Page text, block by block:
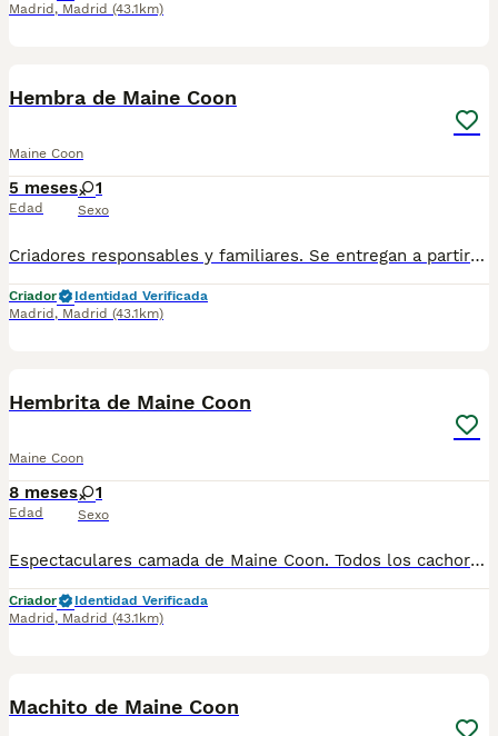
Madrid , Madrid (43.1km)
Hembra de Maine Coon
Maine Coon
5 meses
Edad
1
Sexo
Criadores responsables y familiares. Se entregan a partir de 2 meses de edad y sus vacunas correspondientes, desparasitados. Todos los cachorros son descendientes de las mejores líneas nacionales. Se entregan en toda España con transporte de alta calidad preparado para animales, van en vehículo climatizado con chófer particular a cargo del comprador. Si tienes dudas o consultas sobre la raza, podemos resolver tus dudas por whats app ;) Abogamos por una cría nacional (no en países del este) en un ambiente familiar con personas con vocación en una cría ética y responsable, y que por encima de todo, aman a los animales Teléfono / Whats app: 641 92 23 90
Criador
Identidad Verificada
Madrid , Madrid (43.1km)
Hembrita de Maine Coon
Maine Coon
8 meses
Edad
1
Sexo
Espectaculares camada de Maine Coon. Todos los cachorritos se entregan con unos dos meses y medio de edad y sus vacunas correspondientes, desparasitados interna y externamente, con certificado de salud, y garantía tanto por enfermedad vírica como congénito genética. Posibilidad de entregar en toda España mediante transporte propio preparado para animales y con chofer privado. Los precios pueden variar según las características y morfología de cada cachorro. Añádenos al whats app o llámanos, y encantados atenderemos todas tus dudas y consultas. Teléfono / Whats app: 641 92 23 90
Criador
Identidad Verificada
Madrid , Madrid (43.1km)
Machito de Maine Coon